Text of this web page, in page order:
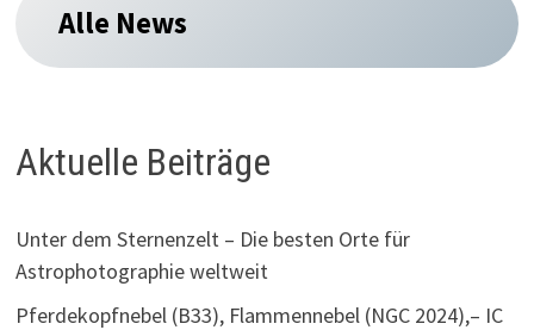
Alle News
Aktuelle Beiträge
Unter dem Sternenzelt – Die besten Orte für
Astrophotographie weltweit
Pferdekopfnebel (B33), Flammennebel (NGC 2024),– IC